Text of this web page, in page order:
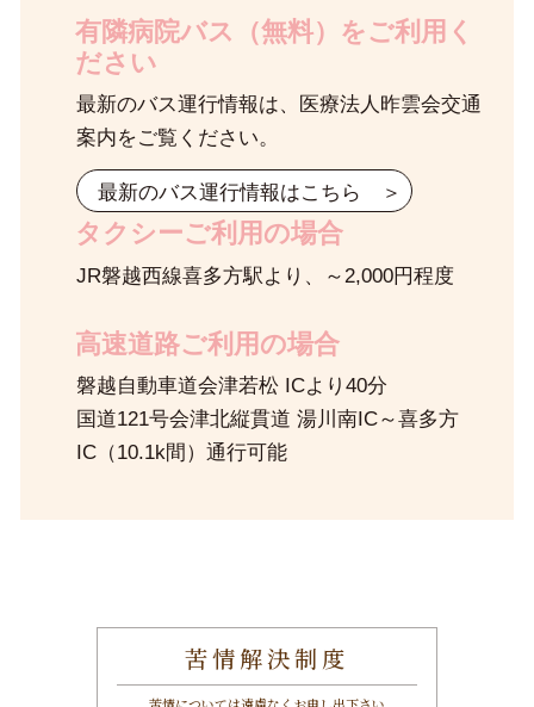
有隣病院バス（無料）をご利用く
ださい
最新のバス運行情報は、医療法人昨雲会交通
案内をご覧ください。
最新のバス運行情報はこちら ＞
タクシーご利用の場合
JR磐越西線喜多方駅より、～2,000円程度
高速道路ご利用の場合
磐越自動車道会津若松 ICより40分
国道121号会津北縦貫道 湯川南IC～喜多方
IC（10.1k間）通行可能
苦情解決制度